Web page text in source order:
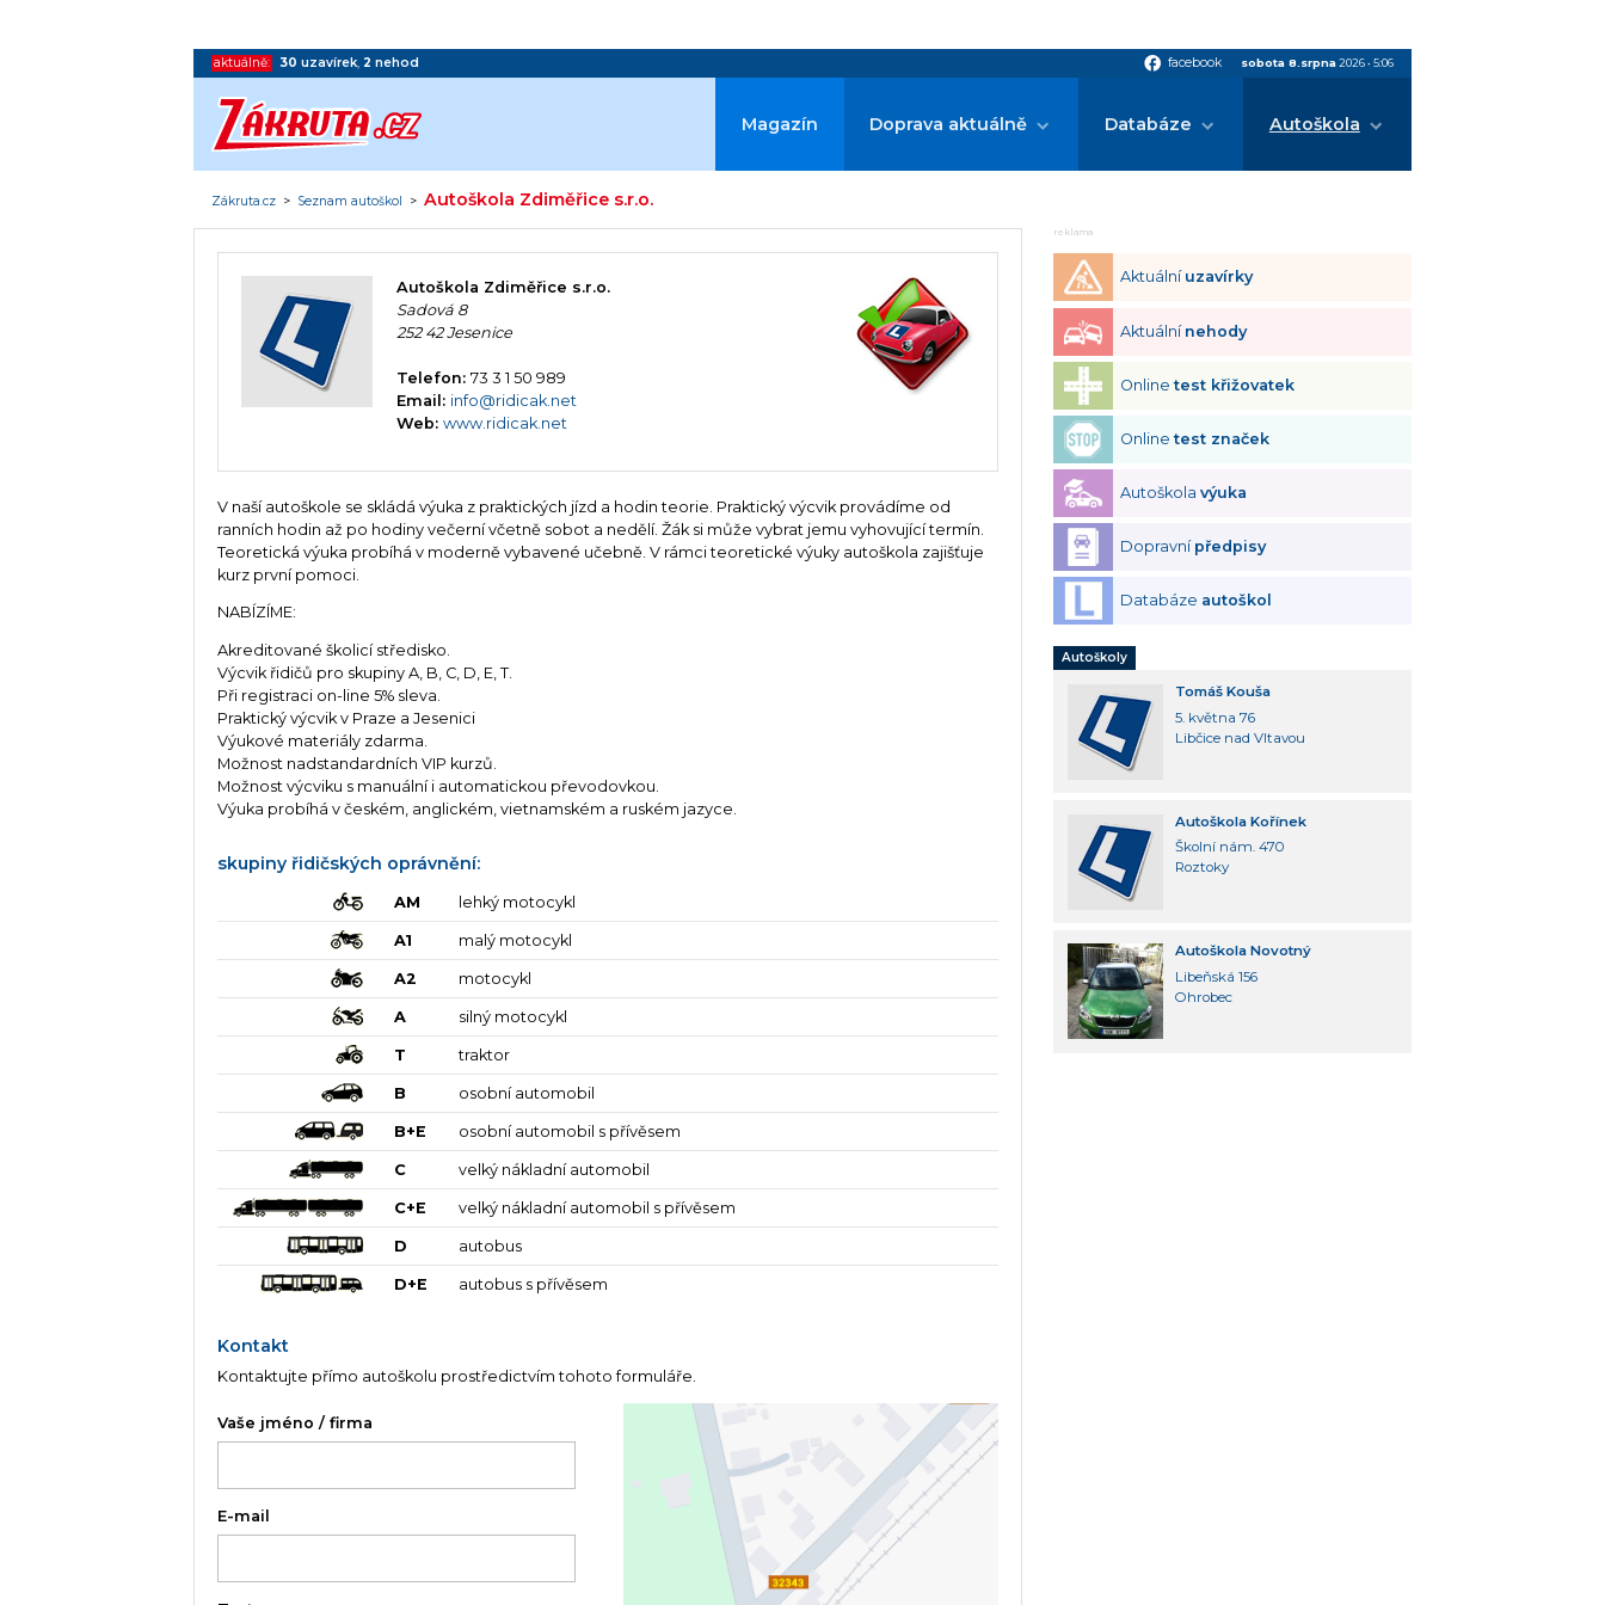
aktuálně: 30 uzavírek,2 nehod facebook facebook sobota 8.srpna 2026• 5:06
Magazín Doprava aktuálně Databáze Autoškola
Zákruta.cz > Seznam autoškol >Autoškola Zdiměřice s.r.o.
Autoškola Zdiměřice s.r.o.
Sadová 8
252 42 Jesenice
Telefon:73 3 1 50 989
Email: info@ridicak.net
Web:www.ridicak.net
V naší autoškole se skládá výuka z praktických jízd a hodin teorie. Praktický výcvik provádíme od
ranních hodin až po hodiny večerní včetně sobot a nedělí. Žák si může vybrat jemu vyhovující termín.
Teoretická výuka probíhá v moderně vybavené učebně. V rámci teoretické výuky autoškola zajišťuje
kurz první pomoci.
NABÍZÍME:
Akreditované školicí středisko.
Výcvik řidičů pro skupiny A, B, C, D, E, T.
Při registraci on-line 5% sleva.
Praktický výcvik v Praze a Jesenici
Výukové materiály zdarma.
Možnost nadstandardních VIP kurzů.
Možnost výcviku s manuální i automatickou převodovkou.
Výuka probíhá v českém, anglickém, vietnamském a ruském jazyce.
skupiny řidičských oprávnění:
AM lehký motocykl
A1 malý motocykl
A2 motocykl
A silný motocykl
T traktor
B osobní automobil
B+E osobní automobil s přívěsem
C velký nákladní automobil
C+E velký nákladní automobil s přívěsem
D autobus
autobus s přívěsem
Vaše jméno / firma
E-mail
reklama
Aktuální uzavírky
Aktuální nehody
Onlinetest křižovatek
Onlinetest značek
Autoškolavýuka
Dopravní předpisy
Databáze autoškol
Autoškoly
Tomáš Kouša
5. května 76
Libčice nad Vltavou
Autoškola Kořínek
Školní nám. 470
Roztoky
Autoškola Novotný
Libeňská 156
Ohrobec